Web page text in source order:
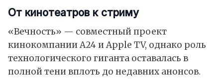
От кинотеатров к стриму
«Вечность» — совместный проект
кинокомпании A24 и Apple TV, однако роль
технологического гиганта оставалась в
полной тени вплоть до недавних анонсов.